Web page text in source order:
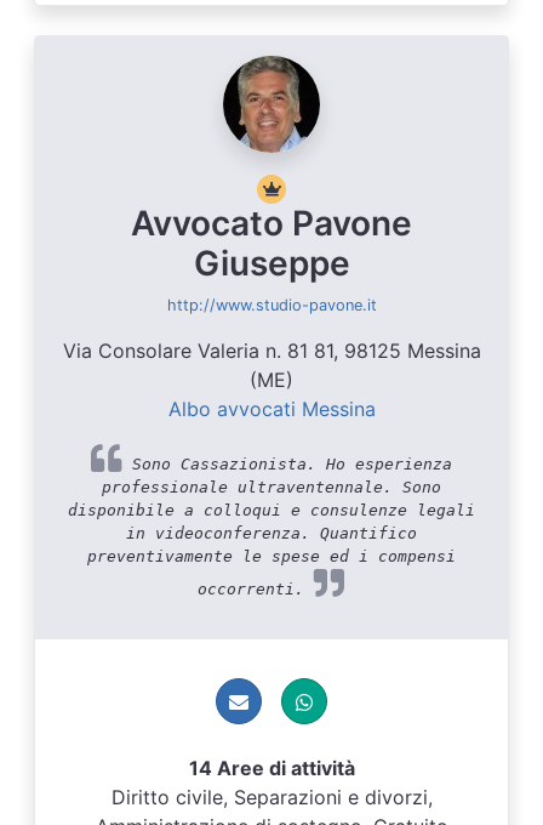
Avvocato Pavone
Giuseppe
http://www.studio-pavone.it
Via Consolare Valeria n. 81 81, 98125 Messina
(ME)
Albo avvocati Messina
Sono Cassazionista. Ho esperienza
professionale ultraventennale. Sono
disponibile a colloqui e consulenze legali
in videoconferenza. Quantifico
preventivamente le spese ed i compensi
occorrenti.
14 Aree di attività
Diritto civile, Separazioni e divorzi,